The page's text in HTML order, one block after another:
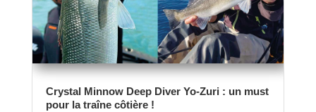
Crystal Minnow Deep Diver Yo-Zuri : un must
pour la traîne côtière !